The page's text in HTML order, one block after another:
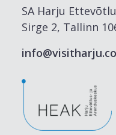
SA Harju
Sirge 2, Tallinn